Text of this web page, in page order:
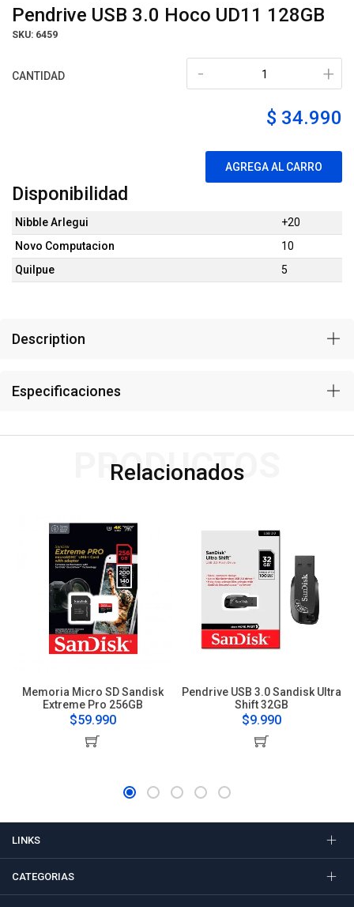
Pendrive USB 3.0 Hoco UD11 128GB
SKU: 6459
CANTIDAD +
-
$ 34.990
AGREGA AL CARRO
Disponibilidad
Nibble Arlegui
+20
Novo Computacion
10
Quilpue
5
Description
Especificaciones
Relacionados
PRODUCTOS
Memoria Micro SD Sandisk
Extreme Pro 256GB
$59.990
Pendrive USB 3.0 Sandisk Ultra
Shift 32GB
$9.990
LINKS
CATEGORIAS